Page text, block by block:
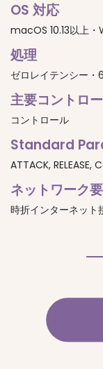
OS 対応
macOS 10.13以上・
処理
ゼロレイテンシー
主要コントロ
コントロール
Standard
ATTACK, RELEASE,
ネットワーク
時折インターネット